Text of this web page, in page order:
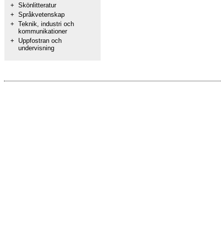
+ Skönlitteratur
+ Språkvetenskap
+ Teknik, industri och
kommunikationer
+
Uppfostran och
undervisning